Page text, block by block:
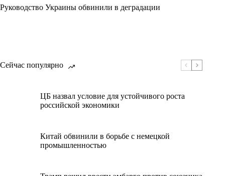
Руководство Украины обвинили в деградации
Сейчас популярно
ЦБ назвал условие для устойчивого роста
российской экономики
Китай обвинили в борьбе с немецкой
промышленностью